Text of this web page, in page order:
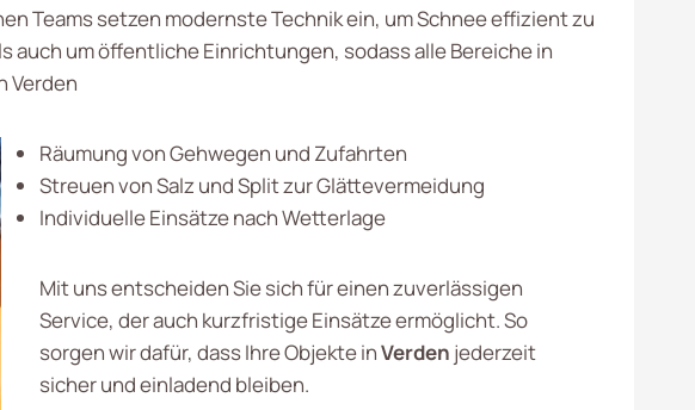
Teams setzen modernste Technik ein, um Schnee effizient zu
auch um öffentliche Einrichtungen, sodass alle Bereiche in
Verden
Räumung von Gehwegen und Zufahrten
Streuen von Salz und Split zur Glättevermeidung
Individuelle Einsätze nach Wetterlage
Mit uns entscheiden Sie sich für einen zuverlässigen
Service, der auch kurzfristige Einsätze ermöglicht. So
sorgen wir dafür, dass Ihre Objekte inVerden jederzeit
sicher und einladend bleiben.